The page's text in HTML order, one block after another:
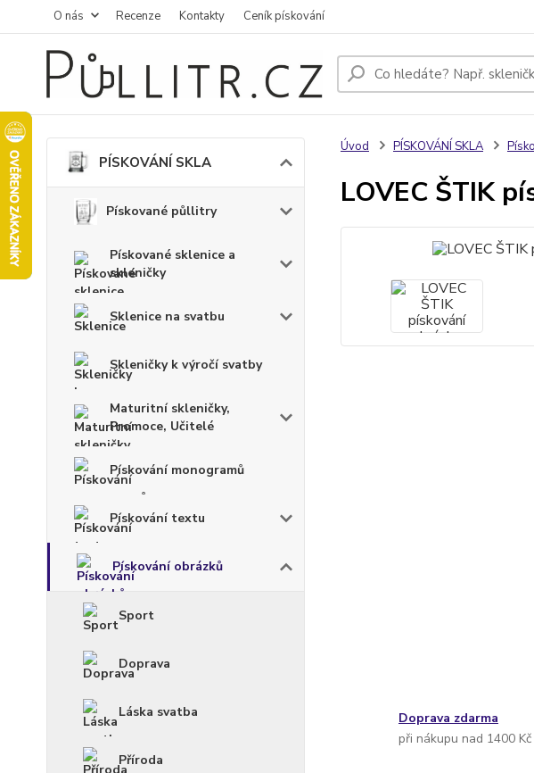
O nás Recenze Kontakty Ceník pískování
PÍSKOVÁNÍ SKLA
Pískované půllitry
Pískované sklenice a
skleničky
Sklenice na svatbu
Skleničky k výročí svatby
Maturitní skleničky,
Promoce, Učitelé
Pískování monogramů
Pískování textu
Pískování obrázků
Sport
Doprava
Láska svatba
Příroda
Úvod PÍSKOVÁNÍ SKLA
LOVEC ŠTIK
Doprava zdarma
při nákupu nad 1400 Kč